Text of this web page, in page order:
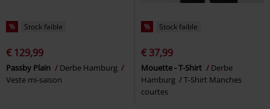
% Stock faible
€ 129,99
Passby Plain
Derbe Hamburg
Veste mi-saison
% Stock faible
€ 37,99
Mouette - T-Shirt
Derbe
Hamburg
T-Shirt Manches
courtes